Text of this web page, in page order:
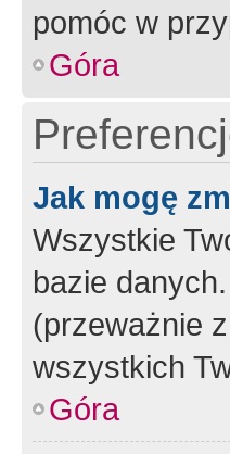
pomóc w
Góra
Jak mogę
Wszystkie
bazie
(przeważnie
wszystkich
Góra